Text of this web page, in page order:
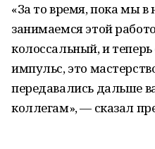
«За то время, пока мы
занимаемся этой
колоссальный, и
импульс, это
передавались дальше
коллегам», — сказал